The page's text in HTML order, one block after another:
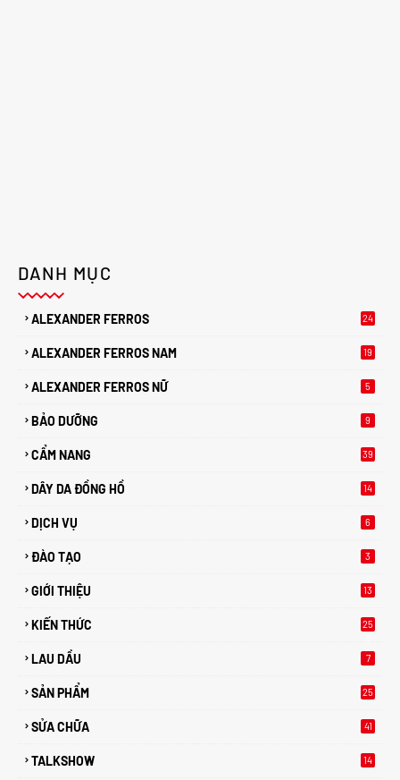
DANH MỤC
ALEXANDER FERROS 24
ALEXANDER FERROS NAM 19
ALEXANDER FERROS NỮ 5
BẢO DƯỠNG 9
CẨM NANG 39
DÂY DA ĐỒNG HỒ 14
DỊCH VỤ 6
ĐÀO TẠO 3
GIỚI THIỆU 13
KIẾN THỨC
25
LAU DẦU 7
SẢN PHẨM 25
SỬA CHỮA 41
TALKSHOW 14